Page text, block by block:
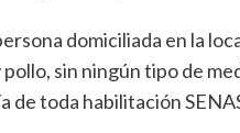
domiciliada en la
sin ningún tipo de
de toda habilitación